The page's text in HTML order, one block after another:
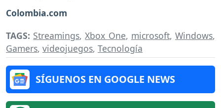
Colombia.com
TAGS: Streamings,Xbox One, microsoft,Windows,
Gamers, videojuegos, Tecnología
SÍGUENOS EN GOOGLE NEWS